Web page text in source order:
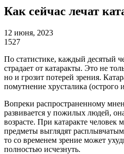
Как сейчас лечат
12 июня, 2023
1527
По статистике, каждый десятый
страдает от катаракты. Это не
но и грозит потерей зрения.
помутнение хрусталика (острого
Вопреки распространенному
развивается у пожилых людей,
возрасте. При катаракте человек
предметы выглядят
то со временем зрение может
полностью исчезнуть.